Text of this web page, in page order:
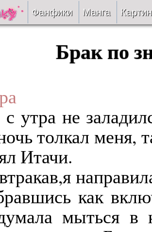
Фанфики
Сборники
Рецензии
На проверке
Манга
Брак по
утра не
толкал меня,
Итачи.
как
мыться в